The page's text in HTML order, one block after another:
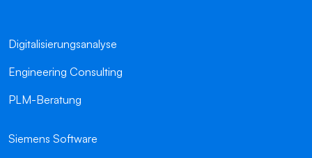
Digitalisierungsanalyse
Engineering Consulting
PLM-Beratung
Siemens Software